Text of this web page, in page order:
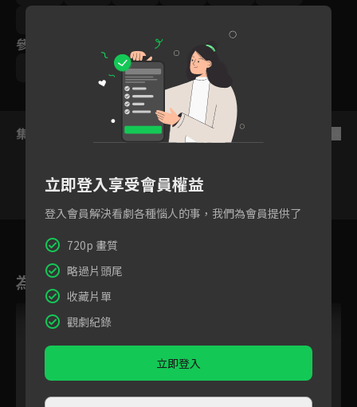
參與演員
王真琳 楊傑宇
集數列表
為您推薦
立即登入享受會員權益
登入會員解決看劇各種惱人的事，我們為會員提供了
720p 畫質
略過片頭尾
收藏片單
觀劇紀錄
立即登入